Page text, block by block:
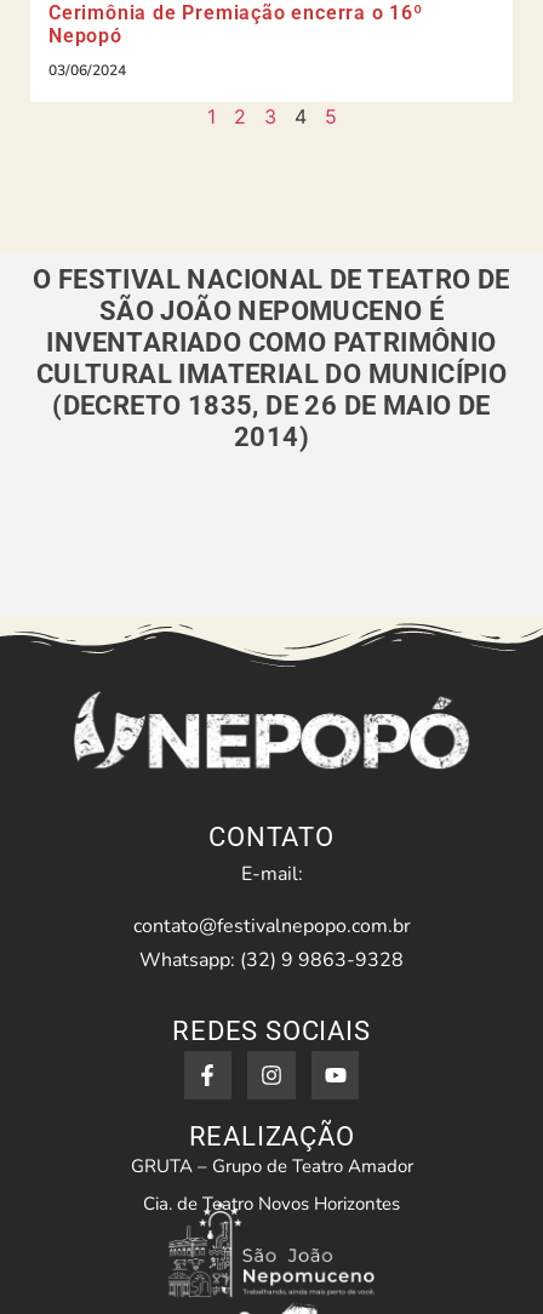
Cerimônia de Premiação encerra o 16º
Nepopó
03/06/2024
1 2 3 4 5
O FESTIVAL NACIONAL DE TEATRO DE
SÃO JOÃO NEPOMUCENO É
INVENTARIADO COMO PATRIMÔNIO
CULTURAL IMATERIAL DO MUNICÍPIO
(DECRETO 1835, DE 26 DE MAIO DE
2014)
CONTATO
E-mail:
contato@festivalnepopo.com.br
Whatsapp: (32) 9 9863-9328
REDES SOCIAIS
REALIZAÇÃO
GRUTA – Grupo de Teatro Amador
Cia. de Teatro Novos Horizontes